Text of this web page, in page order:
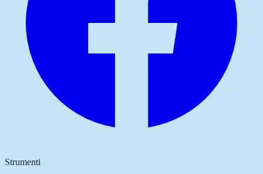
Strumenti